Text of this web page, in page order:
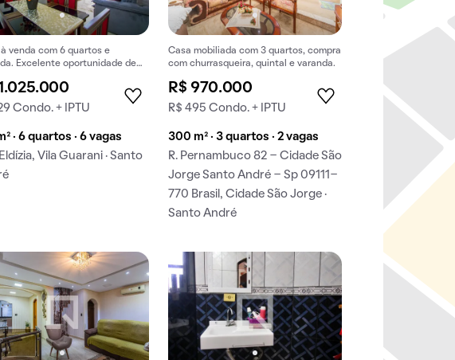
venda com 6 quartos e
Excelente oportunidade de
Condo. + IPTU
· 6 quartos · 6 vagas
Vila Guarani · Santo
Casa mobiliada com 3 quartos, compra
com churrasqueira, quintal e varanda.
R$ 970.000
R$ 495 Condo. + IPTU
300 m² · 3 quartos · 2 vagas
R. Pernambuco 82 - Cidade São
Jorge Santo André - Sp 09111-
770 Brasil, Cidade São Jorge ·
Santo André